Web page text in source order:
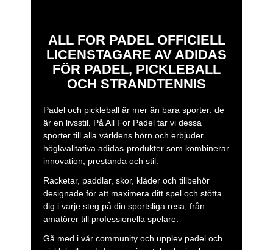
ALL FOR PADEL OFFICIELL
LICENSTAGARE AV ADIDAS
FÖR PADEL, PICKLEBALL
OCH STRANDTENNIS
Padel och pickleball är mer än bara sporter: de
är en livsstil. På All For Padel tar vi dessa
sporter till alla världens hörn och erbjuder
högkvalitativa adidas-produkter som kombinerar
innovation, prestanda och stil.
Racketar, paddlar, skor, kläder och tillbehör
designade för att maximera ditt spel och stötta
dig i varje steg på din sportsliga resa, från
amatörer till professionella spelare.
Gå med i vår community och upplev padel och